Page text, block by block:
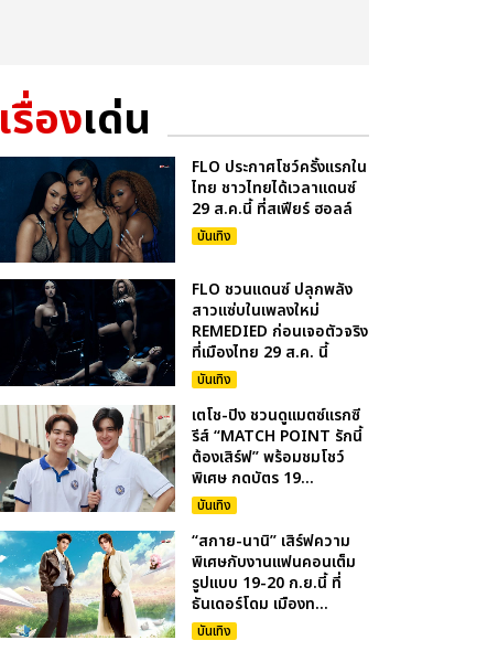
เรื่องเด่น
FLO ประกาศโชว์ครั้งแรกใน
ไทย ชาวไทยได้เวลาแดนซ์
29 ส.ค.นี้ ที่สเฟียร์ ฮอลล์
บันเทิง
FLO ชวนแดนซ์ ปลุกพลัง
สาวแซ่บในเพลงใหม่
REMEDIED ก่อนเจอตัวจริง
ที่เมืองไทย 29 ส.ค. นี้
บันเทิง
เตโช-ปิง ชวนดูแมตซ์แรกซี
รีส์ “MATCH POINT รักนี้
ต้องเสิร์ฟ” พร้อมชมโชว์
พิเศษ กดบัตร 19...
บันเทิง
“สกาย-นานิ” เสิร์ฟความ
พิเศษกับงานแฟนคอนเต็ม
รูปแบบ 19-20 ก.ย.นี้ ที่
ธันเดอร์โดม เมืองท...
บันเทิง